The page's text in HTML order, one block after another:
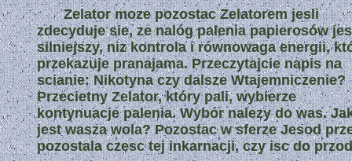
Zelator moze pozostac Zelatorem jesli
zdecyduje sie, ze nalóg palenia papierosów
silniejszy, niz kontrola i równowaga energii,
przekazuje pranajama. Przeczytajcie napis na
scianie: Nikotyna czy dalsze Wtajemniczenie?
Przecietny Zelator, który pali, wybierze
kontynuacje palenia. Wybór nalezy do was.
jest wasza wola? Pozostac w sferze Jesod
pozostala czesc tej inkarnacji, czy isc do